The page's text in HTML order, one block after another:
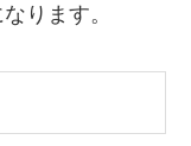
ります。